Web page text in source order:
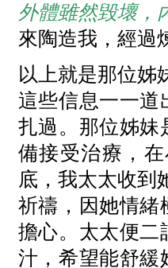
外體雖然毀壞，
來陶造我，經過
以上就是那位姊
這些信息一一道
扎過。那位姊妹
備接受治療，
底，我太太收到
祈禱，因她情緒
擔心。太太便二
汁，希望能舒緩